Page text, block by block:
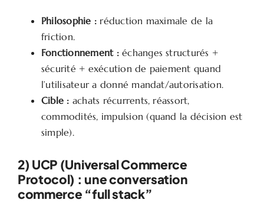
Philosophie : réduction maximale de la
friction.
Fonctionnement :échanges structurés +
sécurité + exécution de paiement quand
l’utilisateur a donné mandat/autorisation.
Cible : achats récurrents, réassort,
commodités, impulsion (quand la décision est
simple).
2) UCP (Universal Commerce
Protocol) : une conversation
commerce “full stack”